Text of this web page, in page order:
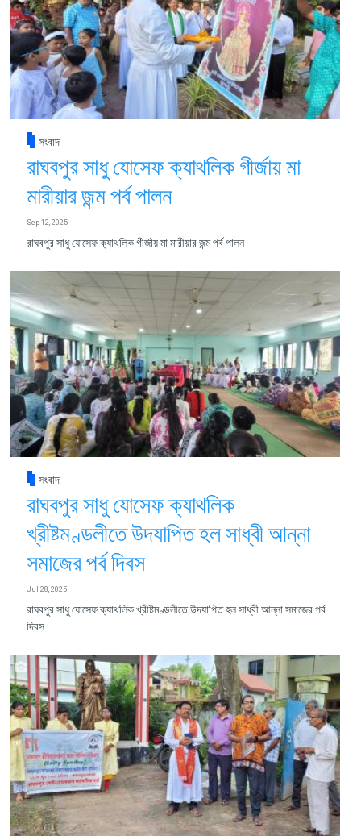
সংবাদ
রাঘবপুর সাধু যোসেফ ক্যাথলিক গীর্জায় মা
মারীয়ার জন্ম পর্ব পালন
Sep 12, 2025
রাঘবপুর সাধু যোসেফ ক্যাথলিক গীর্জায় মা মারীয়ার জন্ম পর্ব পালন
সংবাদ
রাঘবপুর সাধু যোসেফ ক্যাথলিক
খ্রীষ্টমণ্ডলীতে উদযাপিত হল সাধ্বী আন্না
সমাজের পর্ব দিবস
Jul 28, 2025
রাঘবপুর সাধু যোসেফ ক্যাথলিক খ্রীষ্টমণ্ডলীতে উদযাপিত হল সাধ্বী আন্না সমাজের পর্ব
দিবস